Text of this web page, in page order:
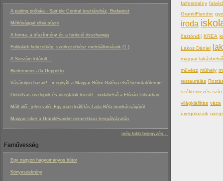
A puding próbája - Sample Central tesztáruház, Budapest
Méltósággal elbúcsúzni
A forma, a díszítmény és a funkció összhangja
Földalatti helyzetkép: szerkezetkész metróállomások (1.)
A Szezám kitárult...
Biedermeier a’la Geppetto
Vásároljon hazait! - megnyílt a Magyar Bútor Galéria első bemutatóterme
Öntöttvas oszlopok és üvegfalak között - irodabelső a Flórián Udvarban
Múlt idő - jelen való. Egy igazi kiállítás Lajta Béla munkásságáról
Magyar siker a GranitiFiandre nemzetközi tervpályázatán
még több bejegyzés...
Faművesség
Egy nagyon hagyományos bútor
Könyvszekrény
falfestmény
GranitiFiandre
iroda
ösztöndíj KREA
Lakos Dániel
magyar lakásbelső
művész műhely
restaurálás
széktervezés szín
világkiállítás váza
üvegmozaik